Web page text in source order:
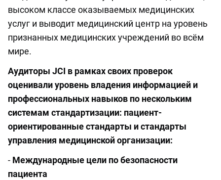
высоком классе оказываемых медицинских
услуг и выводит медицинский центр на уровень
признанных медицинских учреждений во всём
мире.
Аудиторы JCI в рамках своих проверок
оценивали уровень владения информацией и
профессиональных навыков по нескольким
системам стандартизации: пациент-
ориентированные стандарты и стандарты
управления медицинской организации:
- Международные цели по безопасности
пациента